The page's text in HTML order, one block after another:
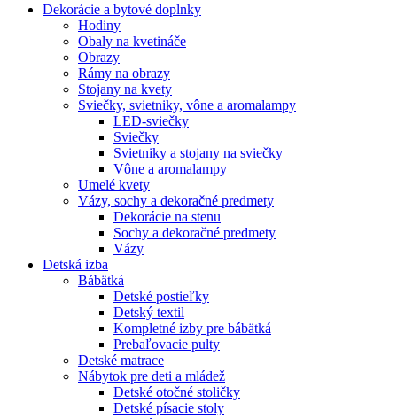
Dekorácie a bytové doplnky
Hodiny
Obaly na kvetináče
Obrazy
Rámy na obrazy
Stojany na kvety
Sviečky, svietniky, vône a aromalampy
LED-sviečky
Sviečky
Svietniky a stojany na sviečky
Vône a aromalampy
Umelé kvety
Vázy, sochy a dekoračné predmety
Dekorácie na stenu
Sochy a dekoračné predmety
Vázy
Detská izba
Bábätká
Detské postieľky
Detský textil
Kompletné izby pre bábätká
Prebaľovacie pulty
Detské matrace
Nábytok pre deti a mládež
Detské otočné stoličky
Detské písacie stoly